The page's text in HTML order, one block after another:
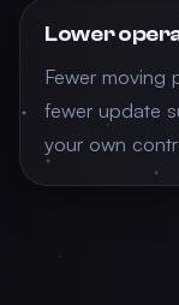
Lower
Fewer moving
fewer update
your own